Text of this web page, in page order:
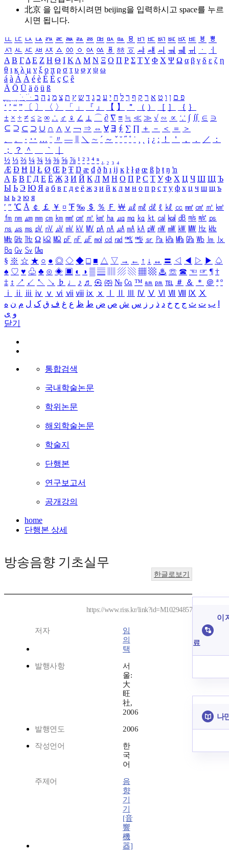
北京 을 입력하시려면 beijing을 입력하시고 space를 누르
시면 됩니다.
ㅥ ㅦ ㅧ ㅨ ㅩ ㅪ ㅫ ㅬ ㅭ ㅮ ㅯ ㅰ ㅱ ㅲ ㅳ ㅴ ㅵ ㅶ ㅷ ㅸ
ㅹ
ㅺ ㅻ ㅼ ㅽ ㅾ ㅿ ㆀ ㆁ ㆂ ㆃ ㆄ ㆅ ㆆ ㆇ ㆈ ㆉ ㆊ ㆋ ㆌ ㆍ
ㆎ
Α Β ΓΔ Ε Ζ Η Θ Ι ΚΛ Μ Ν Ξ Ο Π Ρ Σ ΤΥ Φ Χ Ψ Ω α β γ δ ε ζ η
θ ι κ λ μ ν ξ ο π ρ σ τ υ φ χ ψ ω
á à Á À é è É È ç Ç ê
Ä Ö Ü ä ö ü ß
ִֶֹ ֻּ ׁׂ פ ם ן ו ט א ר ק ף ך ל ח י ע כ ג ד ש ץ ת צ מ נ ה ב
‘ ’ “ ” 〔 〕 〈 〉 「 」 『 』 【 】 ＂ （ ） ［ ］ ｛ ｝
± × ÷ ≠ ≤ ≥ ∞ ∴ ♂ ♀ ∠ ⊥ ⌒ ∂ ∇ ≡ ≒ ≪ ≫ √ ∽ ∝ ∵ ∫ ∬ ∈ ∋
⊆ ⊇ ⊂ ⊃ ∪ ∩ ∧ ∨ ￢ ⇒ ⇔ ∀ ∃ ∮ ∑ ∏ ＋ － ＜ ＝
＞
、
。 · ‥ … ¨ 〃 ― ＼ ∼ ´ ～ ˇ ˘ ˝ ˚ ˙ ¸ ¡ ¿ ː ！ ＇ ， ． ／
：
；
？ ＾ ｀
½ ⅓ ⅔ ¼ ¾ ⅛ ⅜ ⅝ ⅞ ¹ ² ³ ⁴ ⁿ ₁ ₂ ₃ ₄
Æ Ð Ħ Ĳ Ł Ø Œ Þ Ŧ Ŋ æ đ ð ħ ı ĳ ĸ ŀ ł ø œ ß þ ŧ ŋ ŉ
А Б В Г Д Е Ё Ж З И Й К Л М Н О П Р С Т У Ф Х Ц Ч Ш Щ Ъ
Ы Ь Э Ю Я а б в г д е ё ж з и й к л м н о п р с т у ф х ц ч ш щ ъ
ы ь э ю я
′ ″ ℃ Å ￠ ￡ ￥ ¤ ℉ ‰ ＄ ％ Ｆ ￦ ㎕ ㎖ ㎗ ℓ ㎘ ㏄ ㎣ ㎤ ㎥ ㎦
㎙ ㎚ ㎛ ㎜ ㎝ ㎞ ㎟ ㎠ ㎡ ㎢ ㏊ ㎍ ㎎ ㎏ ㏏ ㎈ ㎉ ㏈ ㎧ ㎨ ㎰
㎱ ㎲ ㎳ ㎴ ㎵ ㎶ ㎷ ㎸ ㎹ ㎀ ㎁ ㎂ ㎃ ㎄ ㎺ ㎻ ㎽ ㎾ ㎿ ㎐ ㎑
㎒ ㎓ ㎔ Ω ㏀ ㏁ ㎊ ㎋ ㎌ ㏖ ㏅ ㎭ ㎮ ㎯ ㏛ ㎩ ㎪ ㎫ ㎬ ㏝ ㏐
㏓
㏃ ㏉ ㏜ ㏆
§ ※ ☆ ★ ○ ● ◎ ◇ ◆ □ ■ △ ▽ → ← ↑ ↓ ↔ 〓 ◁ ◀ ▷ ▶ ♤
♠ ♡ ♥ ♧ ♣ ⊙ ◈ ▣ ◐ ◑ ▒ ▤ ▨ ▧ ▦ ▩ ♨ ☏ ☎ ☜ ☞ ¶ †
‡ ↕ ↗ ↙ ↖ ↘ ♭ ♩ ♪ ♬ ㉿ ㈜ № ㏇ ™ ㏂ ㏘ ℡ ＃ ＆ ＊ ＠ ª º
ⅰ
ⅱ ⅲ ⅳ ⅴ ⅵ ⅶ ⅷ ⅸ ⅹ Ⅳ Ⅴ Ⅵ Ⅶ Ⅷ Ⅸ Ⅹ
ب ت ث ج ح خ د ذ ر ز س ش ص ض ط ظ ع غ ف ق ک ل م ن ه
و ی
닫기
통합검색
국내학술논문
학위논문
해외학술논문
학술지
단행본
연구보고서
공개강의
home
단행본 상세
방송음향 기초실무
한글로보기
https://www.riss.kr/link?id=M10294857
저자
임
의
택
발행사항
서
울:
大
旺
社,
2006
발행연도 2006
작성언어
한
국
어
주제어
음
향
기
기
[音
響
機
器]
이
료
나